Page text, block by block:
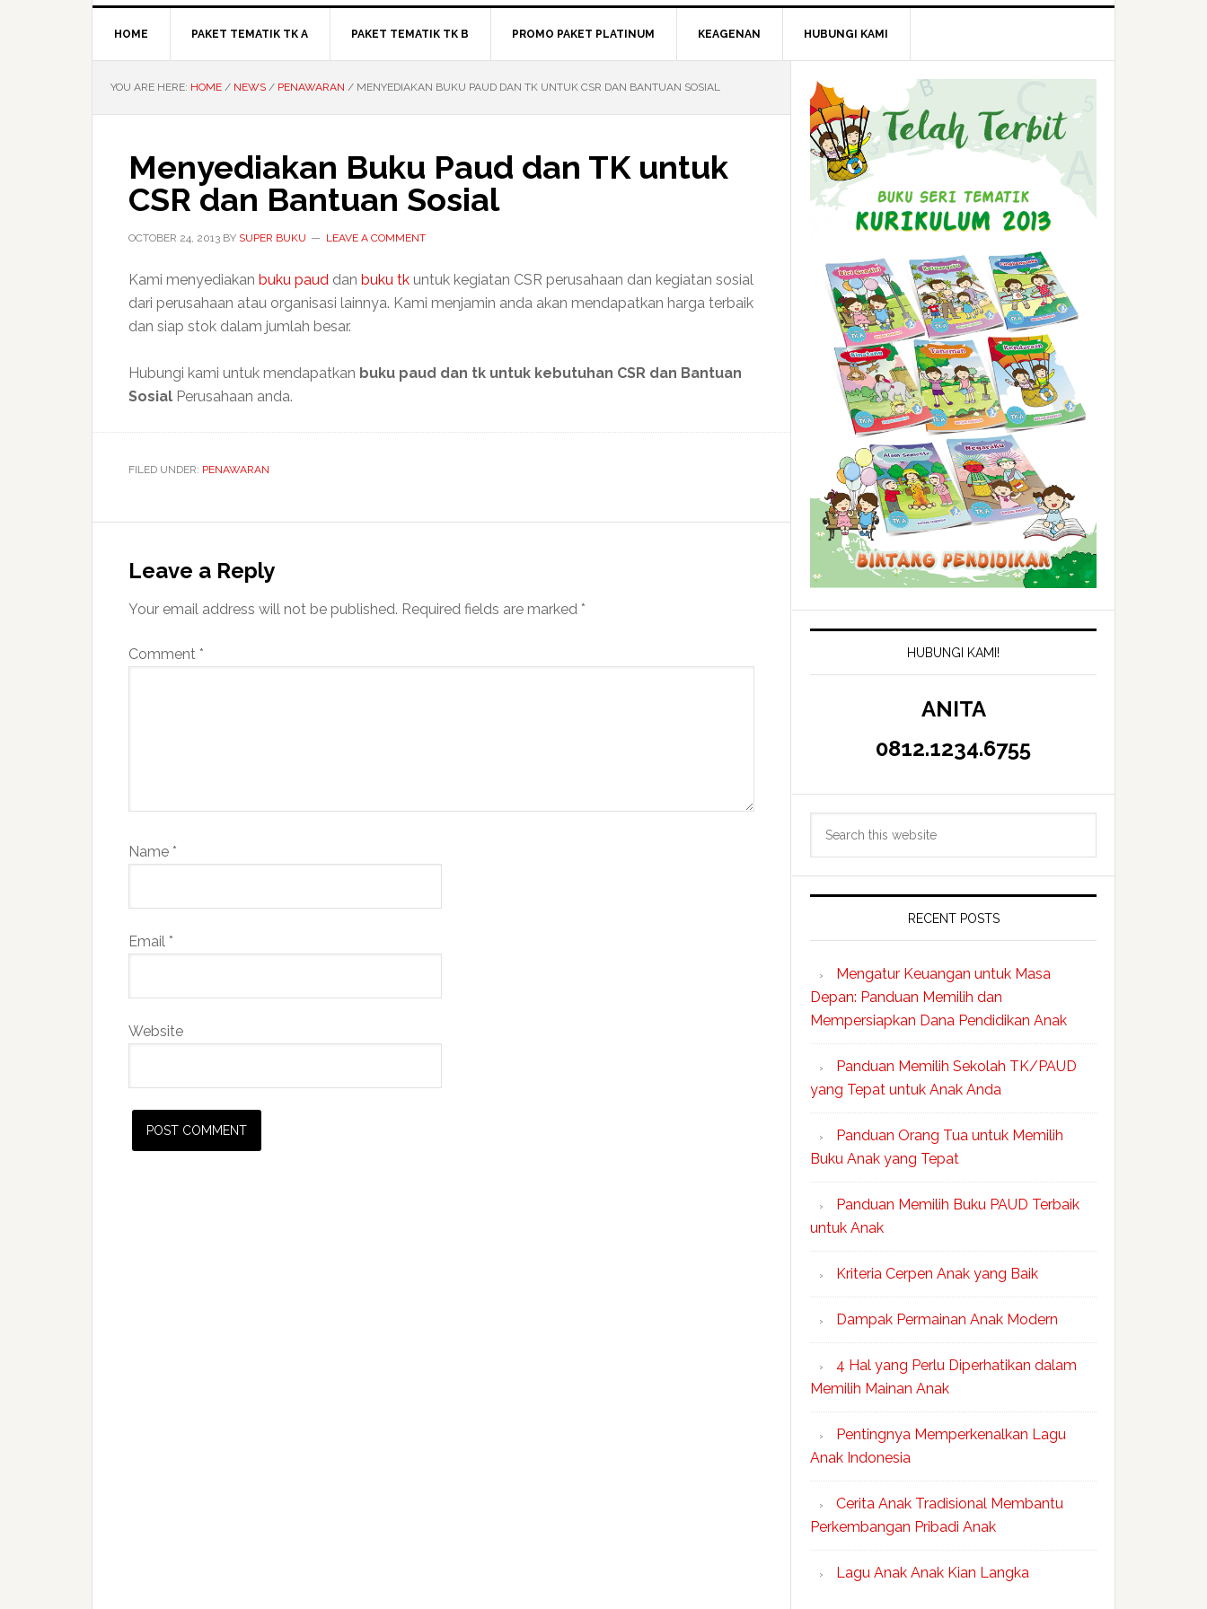
HOME PAKET TEMATIK TK A PAKET TEMATIK TK B PROMO PAKET PLATINUM KEAGENAN HUBUNGI KAMI
YOU ARE HERE: HOME / NEWS / PENAWARAN / MENYEDIAKAN BUKU PAUD DAN TK UNTUK CSR DAN BANTUAN SOSIAL
Menyediakan Buku Paud dan TK untuk
CSR dan Bantuan Sosial
OCTOBER 24, 2013 BY SUPER BUKU LEAVE A COMMENT
Kami menyediakan buku paud dan buku tk untuk kegiatan CSR perusahaan dan kegiatan sosial
dari perusahaan atau organisasi lainnya. Kami menjamin anda akan mendapatkan harga terbaik
dan siap stok dalam jumlah besar.
Hubungi kami untuk mendapatkan buku paud dan tk untuk kebutuhan CSR dan Bantuan
Sosial Perusahaan anda.
FILED UNDER: PENAWARAN
Interactions
Leave a Reply
Your email address will not be published. Required fields are marked *
Comment *
Name *
Email *
Website
Primary
Sidebar
HUBUNGI KAMI!
ANITA
0812.1234.6755
RECENT POSTS
Mengatur Keuangan untuk Masa
Depan: Panduan Memilih dan
Mempersiapkan Dana Pendidikan Anak
Panduan Memilih Sekolah TK/PAUD
yang Tepat untuk Anak Anda
Panduan Orang Tua untuk Memilih
Buku Anak yang Tepat
Panduan Memilih Buku PAUD Terbaik
untuk Anak
Kriteria Cerpen Anak yang Baik
Dampak Permainan Anak Modern
4 Hal yang Perlu Diperhatikan dalam
Memilih Mainan Anak
Pentingnya Memperkenalkan Lagu
Anak Indonesia
Cerita Anak Tradisional Membantu
Perkembangan Pribadi Anak
Lagu Anak Anak Kian Langka